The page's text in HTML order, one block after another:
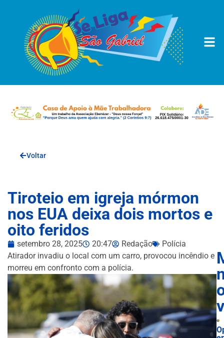
Voltar
Tiroteio em igreja mórmon
nos EUA deixa dois mortos e
oito feridos
setembro 28, 2025 20:47 Redação
Polícia
Atirador invadiu o local com um carro, provocou incêndio e
morreu em confronto com a polícia.